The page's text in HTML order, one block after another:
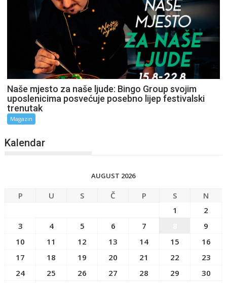
Naše mjesto za naše ljude: Bingo Group svojim
uposlenicima posvećuje posebno lijep festivalski
trenutak
Magazin
Kalendar
AUGUST 2026
P U S Č P S
N
1
2
3
4 5 6 7
9
10
11 12 13 14 15
16
17
18 19 20 21 22
23
24
25 26 27 28 29
30